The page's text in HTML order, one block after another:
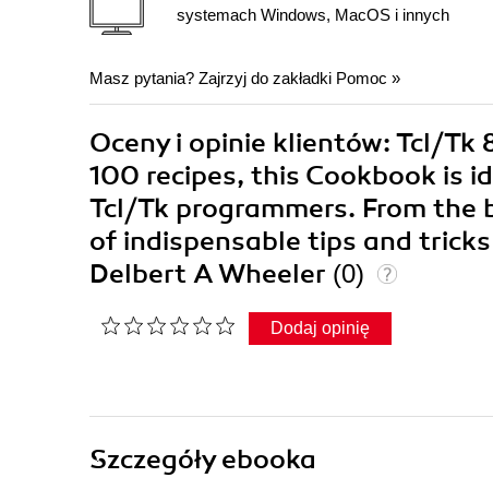
systemach Windows, MacOS i innych
Masz pytania? Zajrzyj do zakładki Pomoc »
Oceny i opinie klientów: Tcl/Tk
100 recipes, this Cookbook is
Tcl/Tk programmers. From
of indispensable tips and
Delbert A Wheeler (0)
Dodaj opinię
Szczegółyebooka